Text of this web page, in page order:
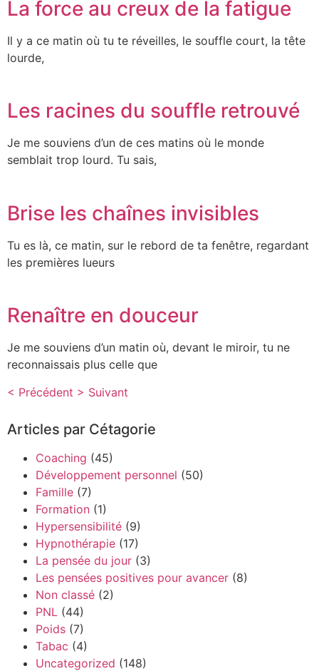
La force au creux de la fatigue
Il y a ce matin où tu te réveilles, le souffle court, la tête
lourde,
Les racines du souffle retrouvé
Je me souviens d’un de ces matins où le monde
semblait trop lourd. Tu sais,
Brise les chaînes invisibles
Tu es là, ce matin, sur le rebord de ta fenêtre, regardant
les premières lueurs
Renaître en douceur
Je me souviens d’un matin où, devant le miroir, tu ne
reconnaissais plus celle que
< Précédent > Suivant
Articles par Cétagorie
Coaching (45)
Développement personnel (50)
Famille (7)
Formation (1)
Hypersensibilité (9)
Hypnothérapie (17)
La pensée du jour (3)
Les pensées positives pour avancer (8)
Non classé (2)
PNL (44)
Poids (7)
Tabac (4)
Uncategorized (148)